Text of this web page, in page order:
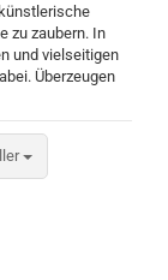
zu zaubern. In
und vielseitigen
Überzeugen